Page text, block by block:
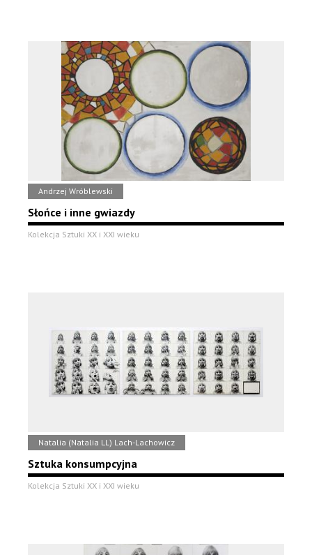
Andrzej Wróblewski
Słońce i inne gwiazdy
Kolekcja Sztuki XX i XXI wieku
Natalia (Natalia LL) Lach-Lachowicz
Sztuka konsumpcyjna
Kolekcja Sztuki XX i XXI wieku